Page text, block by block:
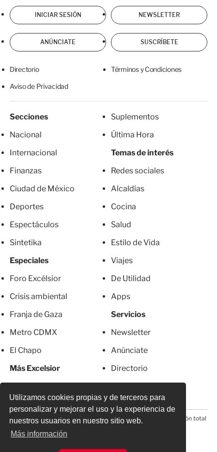
Utilizamos cookies propias y de terceros para
personalizar y mejorar el uso y la experiencia de
nuestros usuarios en nuestro sitio web.
Más información
INICIAR SESIÓN NEWSLETTER
ANÚNCIATE SUSCRÍBETE
Directorio Términos y Condiciones
Aviso de Privacidad
Secciones
Nacional
Internacional
Finanzas
Ciudad de México
Deportes
Espectáculos
Sintetika
Especiales
Foro Excélsior
Crisis ambiental
Franja de Gaza
Metro CDMX
El Chapo
Más Excelsior
Suplementos
Última Hora
Temas de interés
Redes sociales
Alcaldías
Cocina
Salud
Estilo de Vida
Viajes
De Utilidad
Apps
Servicios
Newsletter
Anúnciate
Directorio
© 2026 Todos los derechos reservados. Prohibida la reproducción total
o parcial, incluyendo cualquier medio electrónico*